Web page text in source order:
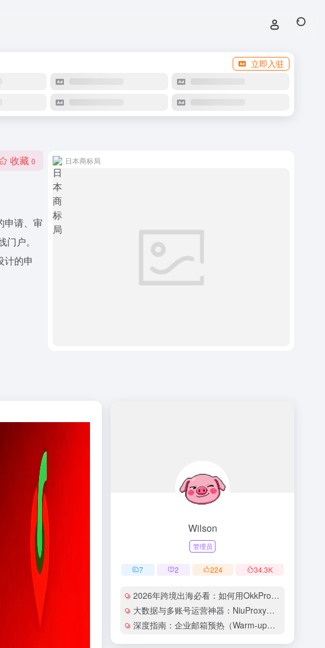
立即入驻
收藏 0
申请、审
户。
计的申
日本商标局
Wilson
管理员
7 2 224 34.3K
2026年跨境出海必看：如何用OkkProxy彻底解决网络延迟与IP被封难题？
大数据与多账号运营神器：NiuProxy助力跨境工作室业务高效爆单！
深度指南：企业邮箱预热（Warm-up）的详细技巧与实操策略（含配图）